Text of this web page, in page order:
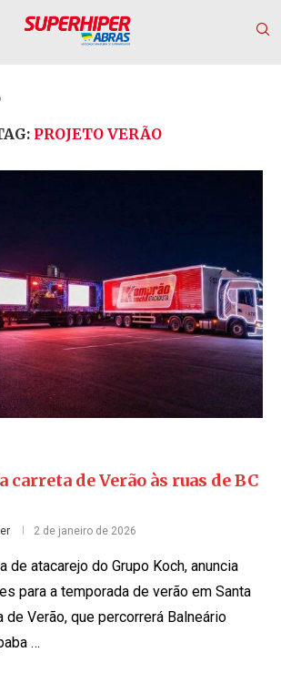
PROJETO VERÃO
carreta de Verão às ruas de BC
2 de janeiro de 2026
de atacarejo do Grupo Koch, anuncia
para a temporada de verão em Santa
de Verão, que percorrerá Balneário
…